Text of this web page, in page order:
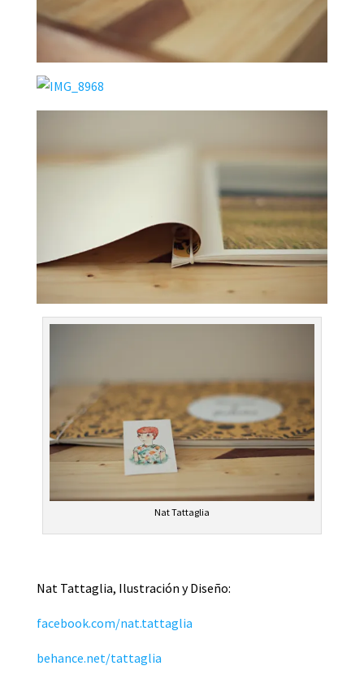
Nat Tattaglia
Nat Tattaglia, Ilustración y Diseño:
facebook.com/nat.tattaglia
behance.net/tattaglia